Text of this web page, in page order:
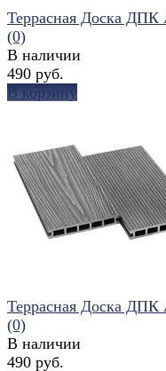
избранное сравнить
Террасная Доска ДПК
(0)
В наличии
490 руб.
В корзину
Террасная Доска
(0)
В наличии
490 руб.